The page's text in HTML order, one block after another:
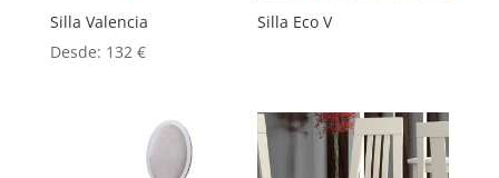
Silla Valencia
Desde: 132 €
Silla Eco V